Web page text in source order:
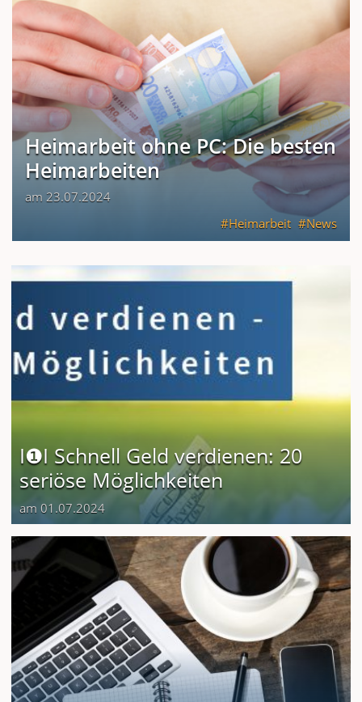
Heimarbeit ohne PC: Die besten
Heimarbeiten
am 23.07.2024
Heimarbeit
News
I❶I Schnell Geld verdienen: 20
seriöse Möglichkeiten
am 01.07.2024